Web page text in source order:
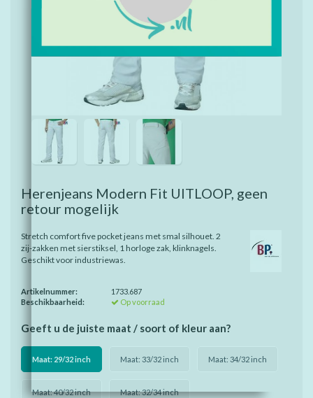
Herenjeans Modern Fit UITLOOP, geen
retour mogelijk
Stretch comfort five pocket jeans met smal silhouet. 2
zij-zakken met sierstiksel, 1 horloge zak, klinknagels.
Geschikt voor industriewas.
Artikelnummer:
1733.687
Beschikbaarheid:
Op voorraad
Geeft u de juiste maat / soort of kleur aan?
Maat: 29/32 inch Maat: 33/32 inch Maat: 34/32 inch
Maat: 40/32 inch Maat: 32/34 inch